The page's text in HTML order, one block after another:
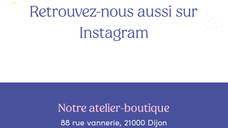
Retrouvez-nous aussi sur
Instagram
Notre atelier-boutique
88 rue vannerie, 21000 Dijon